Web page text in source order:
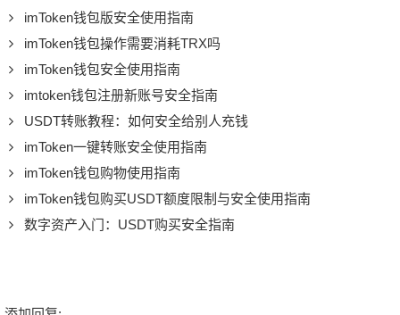
imToken钱包版安全使用指南
imToken钱包操作需要消耗TRX吗
imToken钱包安全使用指南
imtoken钱包注册新账号安全指南
USDT转账教程：如何安全给别人充钱
imToken一键转账安全使用指南
imToken钱包购物使用指南
imToken钱包购买USDT额度限制与安全使用指南
数字资产入门：USDT购买安全指南